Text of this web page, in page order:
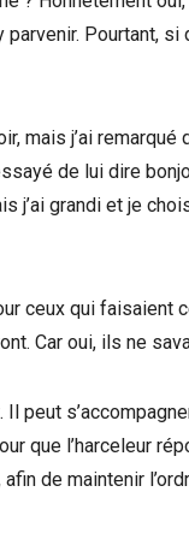
Pourtant,
mais j’ai
de lui dire
j’ai grandi et je
ceux qui faisaient
Car oui, ils ne
peut
que l’harceleur
de maintenir